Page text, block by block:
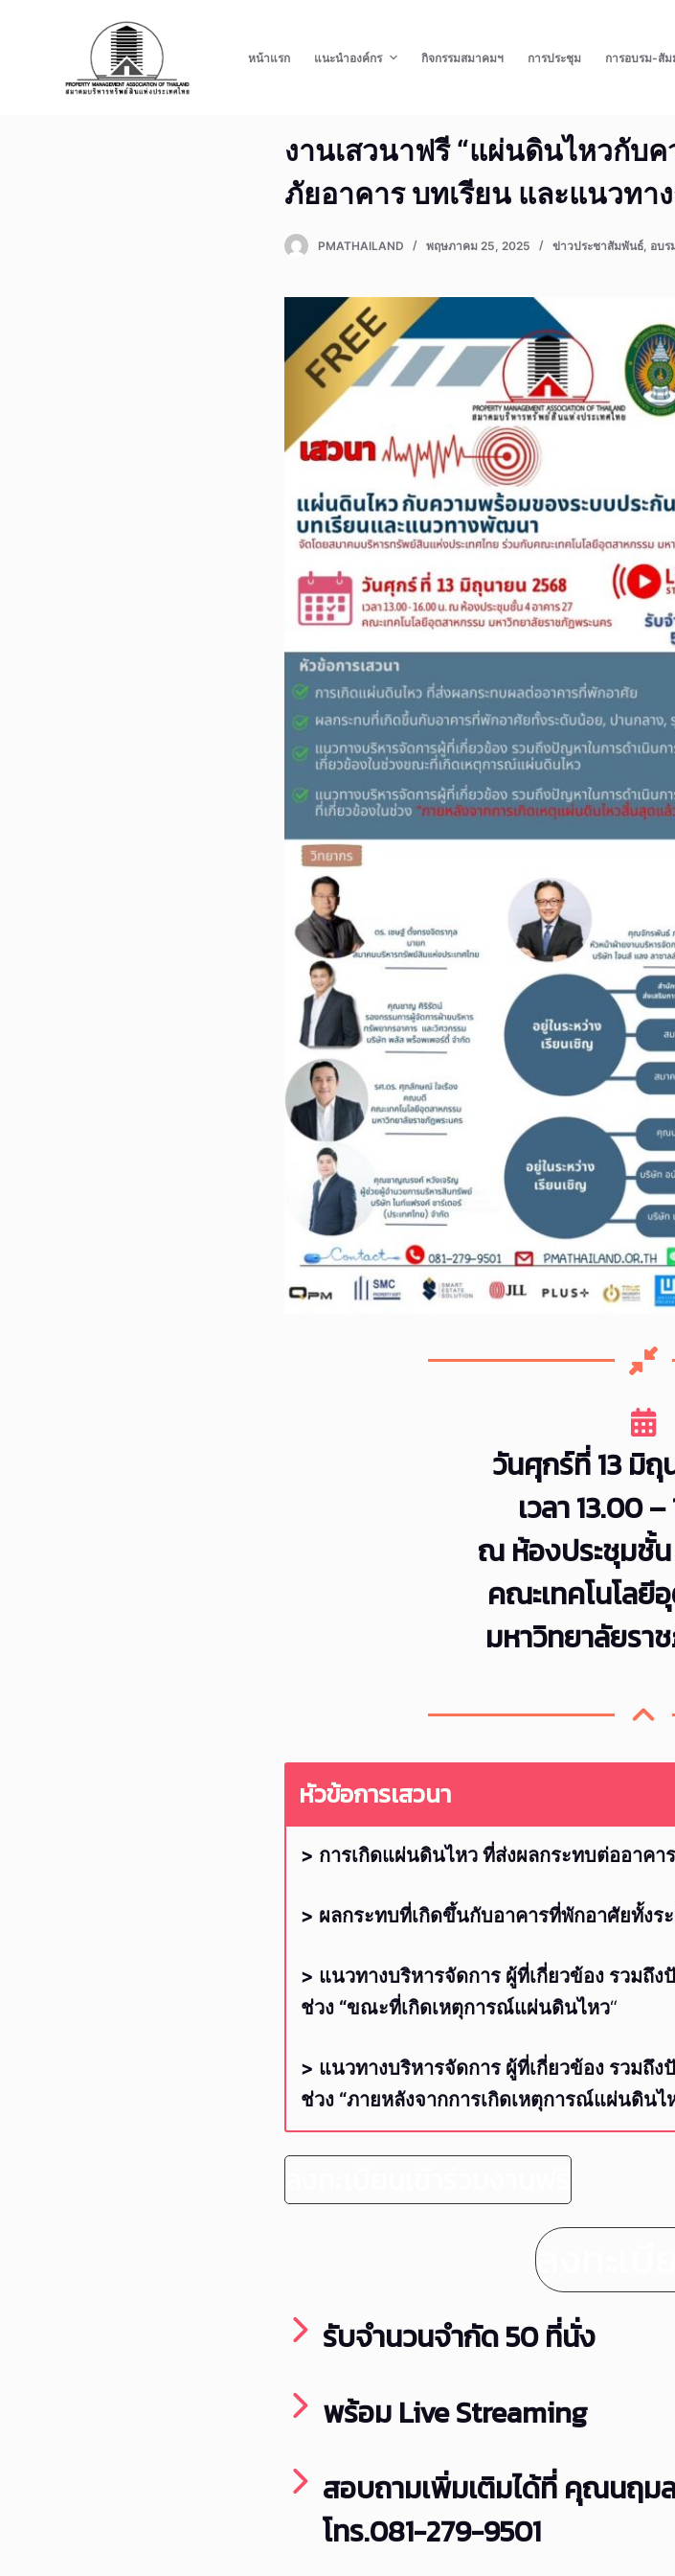
หน้าแรก แนะนำองค์กร กิจกรรมสมาคมฯ การประชุม การอบรม-สัม
งานเสวนาฟรี “แผ่นดินไหวกับ
ภัยอาคาร บทเรียน และแนวทา
PMATHAILAND พฤษภาคม 25, 2025 ข่าวประชาสัมพันธ์ อบร
วันศุกร์ที่ 13 มิถุ
เวลา 13.00
ณ ห้องประชุมชั้น
คณะเทคโนโลยี
มหาวิทยาลัยรา
หัวข้อการเสวนา
> การเกิดแผ่นดินไหว ที่ส่งผลกระทบต่ออาคา
> ผลกระทบที่เกิดขึ้นกับอาคารที่พักอาศัยทั้งร
> แนวทางบริหารจัดการ ผู้ที่เกี่ยวข้อง รวมถึ
ช่วง “ขณะที่เกิดเหตุการณ์แผ่นดินไหว“
> แนวทางบริหารจัดการ ผู้ที่เกี่ยวข้อง รวมถึ
ช่วง “ภายหลังจากการเกิดเหตุการณ์แผ่นดินไ
ลงทะเ
รับจำนวนจำกัด 50 ที่นั่ง
พร้อม Live Streaming
สอบถามเพิ่มเติมได้ที่ คุณนฤม
โทร.081-279-9501